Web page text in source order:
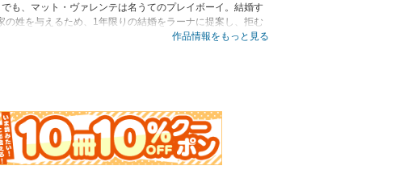
、マット・ヴァレンテは名うてのプレイボーイ。結婚す
姓を与えるため、1年限りの結婚をラーナに提案し、拒む
打ちをするの？！■3部作〈恋はゴージャスに〉で人気を不
作品情報をもっと見る